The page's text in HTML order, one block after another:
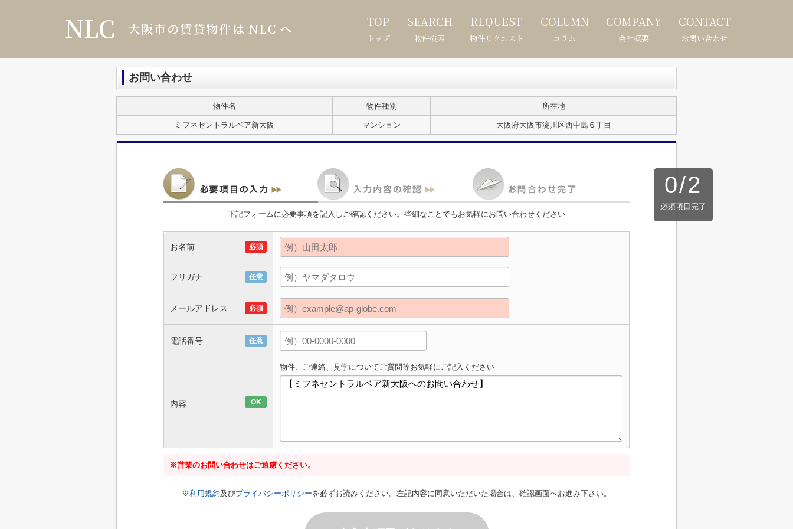
TOP
トップ
SEARCH
物件検索
REQUEST
物件リクエスト
COLUMN
コラム
COMPANY
会社概要
CONTACT
お問い合わせ
お問い合わせ
物件名 物件種別 所在地
ミフネセントラルベア新大阪 マンション 大阪府大阪市淀川区西中島６丁目
0/2
必須項目完了
下記フォームに必要事項を記入しご確認ください。些細なことでもお気軽にお問い合わせください
お名前 必須
フリガナ 任意
メールアドレス 必須
電話番号 任意
内容 OK
物件、ご連絡、見学についてご質問等お気軽にご記入ください
※営業のお問い合わせはご遠慮ください。
※利用規約及びプライバシーポリシーを必ずお読みください。左記内容に同意いただいた場合は、確認画面へお進み下さい。